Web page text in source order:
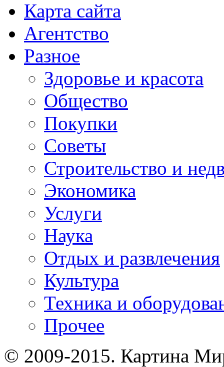
Карта сайта
Агентство
Разное
Здоровье и красота
Общество
Покупки
Советы
Строительство и
Экономика
Услуги
Наука
Отдых и развлечения
Культура
Техника и
Прочее
© 2009-2015. Картина